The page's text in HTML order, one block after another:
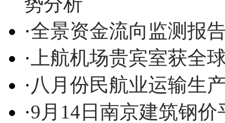
·全景资金流向监测报
· 上航机场贵宾室获全
· 八月份民航业运输生
·9月14日南京建筑钢价